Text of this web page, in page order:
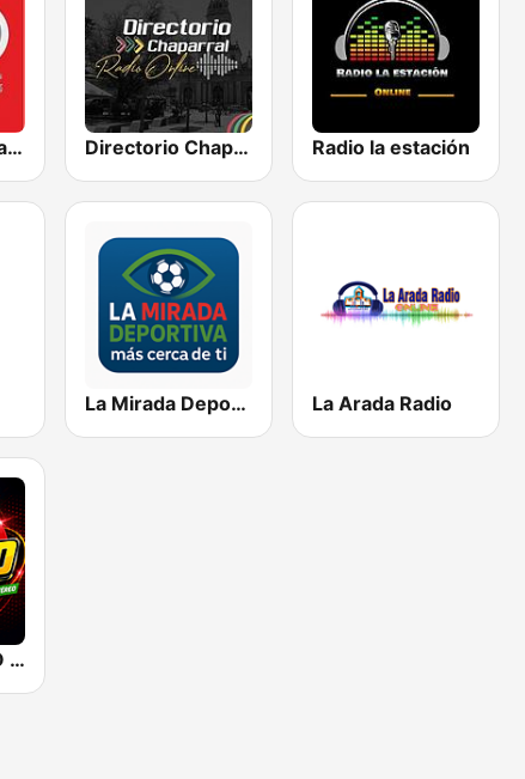
Radio Digital Ibagué Directorio Chaparral Radio Online Radio la estación
La Mirada Deportiva La Arada Radio
RADIO FANERO STEREO